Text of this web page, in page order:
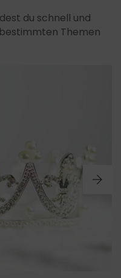
du schnell und
Themen